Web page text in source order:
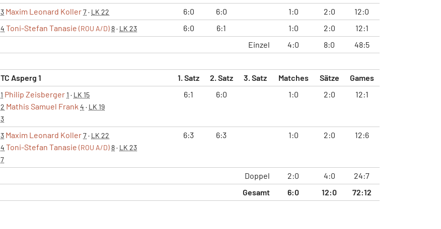
3 Maxim Leonard Koller7· LK 22 6:0 6:0 1:0 2:0 12:0
4 Toni-Stefan Tanasie (ROU A/D)8· LK 23 6:0 6:1 1:0 2:0
12:1
Einzel
4:0 8:0
48:5
TC Asperg 1 1. Satz 2. Satz 3. Satz Matches Sätze Games
1 Philip Zeisberger1 · LK 15
2 Mathis Samuel Frank 4 · LK 19
3
6:1 6:0 1:0 2:0 12:1
3 Maxim Leonard Koller7· LK 22
4 Toni-Stefan Tanasie (ROU A/D)8· LK 23
7
6:3 6:3 1:0 2:0 12:6
Doppel 2:0 4:0
24:7
Gesamt
6:0 12:0 72:12